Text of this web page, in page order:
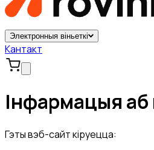
Электронныя віньеткі
Кантакт
Інфармацыя аб
Гэты вэб-сайт кіруецца: